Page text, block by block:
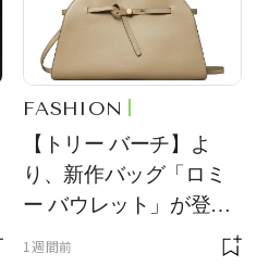
FASHION
【トリー バーチ】よ
り、新作バッグ「ロミ
ー バウレット」が登
場！ デザイン性と収納
1週間前